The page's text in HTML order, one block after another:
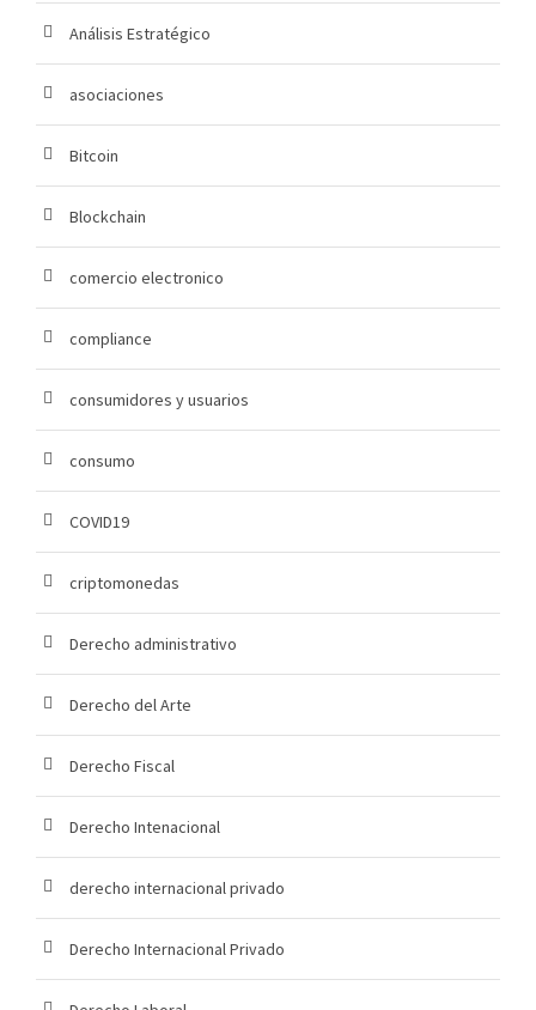
Análisis Estratégico
asociaciones
Bitcoin
Blockchain
comercio electronico
compliance
consumidores y usuarios
consumo
COVID19
criptomonedas
Derecho administrativo
Derecho del Arte
Derecho Fiscal
Derecho Intenacional
derecho internacional privado
Derecho Internacional Privado